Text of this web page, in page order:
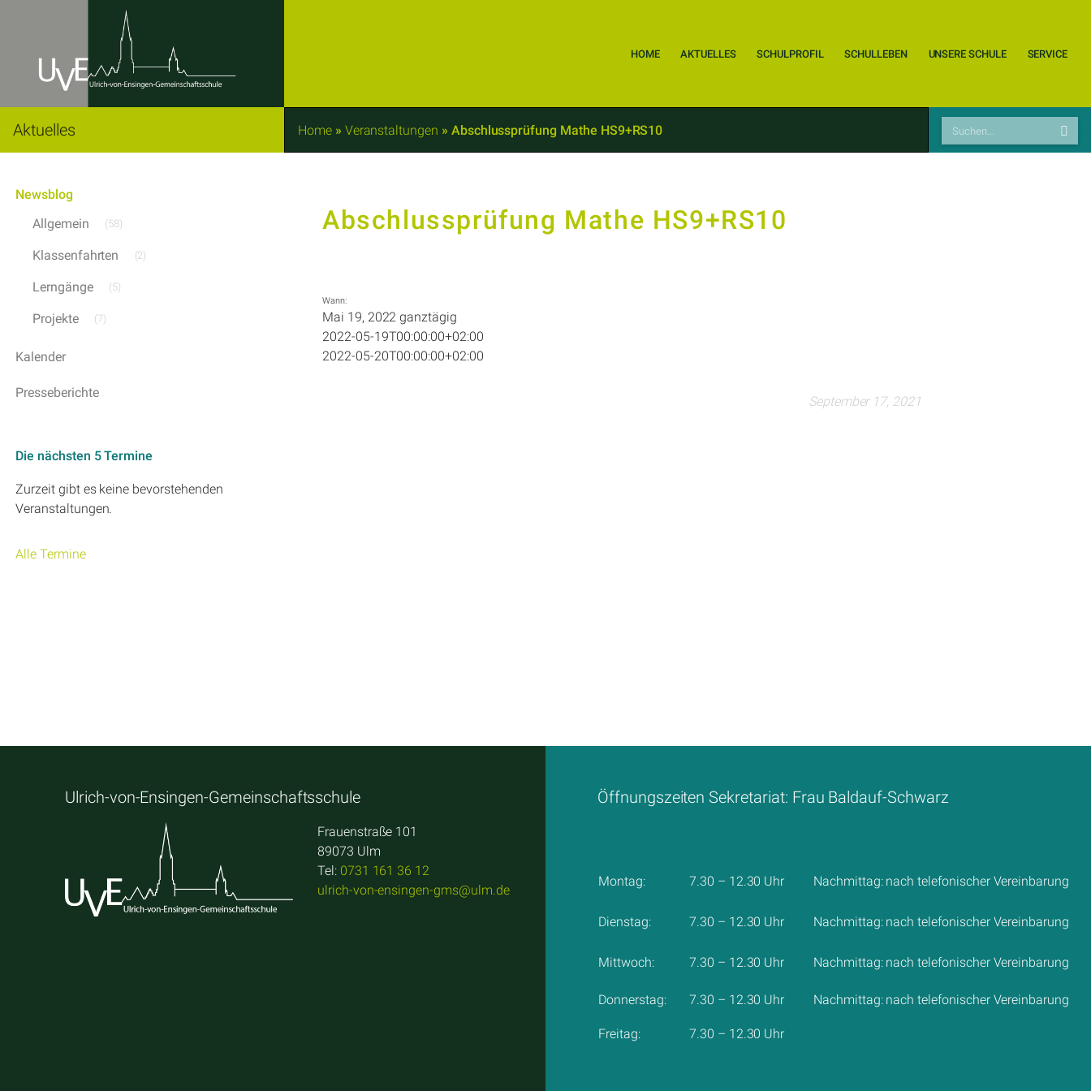
HOME AKTUELLES SCHULPROFIL SCHULLEBEN UNSERE SCHULE SERVICE
Aktuelles Home» Veranstaltungen » Abschlussprüfung Mathe HS9+RS10
Abschlussprüfung Mathe HS9+RS10
Wann:
Mai 19, 2022ganztägig
2022-05-19T00:00:00+02:00
2022-05-20T00:00:00+02:00
September 17, 2021
Newsblog
Allgemein
(58)
Klassenfahrten (2)
Lerngänge (5)
Projekte (7)
Kalender
Presseberichte
Die nächsten 5 Termine
Zurzeit gibt es keine bevorstehenden
Veranstaltungen.
Alle Termine
Ulrich-von-Ensingen-Gemeinschaftsschule
Frauenstraße 101
89073 Ulm
Tel: 0731 161 36 12
ulrich-von-ensingen-gms@ulm.de
Öffnungszeiten Sekretariat: Frau Baldauf-Schwarz
Montag: 7.30 – 12.30 Uhr Nachmittag: nach telefonischer Vereinbarung
Dienstag: 7.30 – 12.30 Uhr Nachmittag: nach telefonischer Vereinbarung
Mittwoch: 7.30 – 12.30 Uhr Nachmittag: nach telefonischer Vereinbarung
Donnerstag: 7.30 – 12.30 Uhr Nachmittag: nach telefonischer Vereinbarung
Freitag: 7.30 – 12.30 Uhr